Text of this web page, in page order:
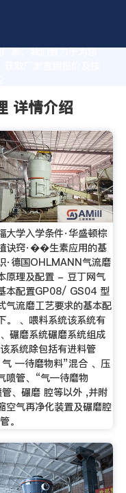
家，我们致力于为您
取厂家直销报价及技
详情介绍
大学入学条件·华盛顿棕
诀窍·��生素应用的基
·德国OHLMANN气流磨
原理及配置 - 豆丁网气
本配置GP08/ GS04 型
气流磨工艺要求的基本配
。 、喂料系统该系统有
碾磨系统碾磨系统组成
系统除包括有进料管
气 —待磨物料”混合 、压
喷管、“气—待磨物
管、碾磨 腔等以外 ,并附
空气再净化装置及碾磨腔
。